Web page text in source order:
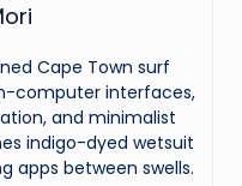
Cape Town surf
computer interfaces,
and minimalist
indigo-dyed wetsuit
apps between swells.